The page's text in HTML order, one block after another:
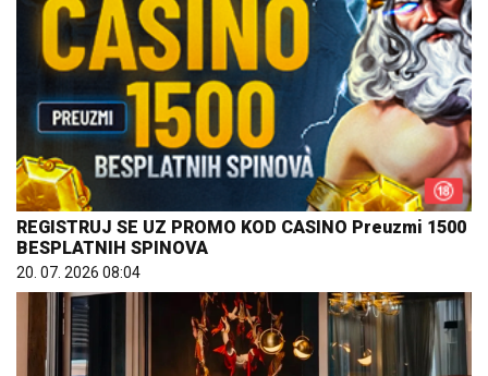
REGISTRUJ SE UZ PROMO KOD CASINO Preuzmi 1500
BESPLATNIH SPINOVA
20. 07. 2026 08:04